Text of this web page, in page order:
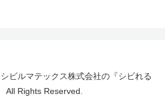
ビルマテックス株式会社の『シビれる
All Rights Reserved.